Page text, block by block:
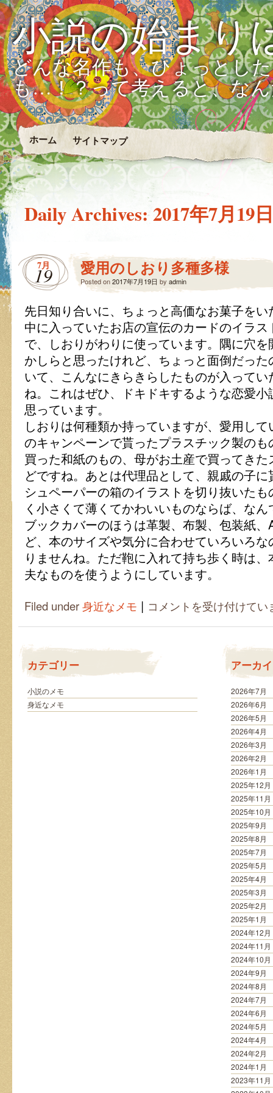
小説の始まり
どんな名作も、ひょっとし
も…！？って考えると、な
ホーム サイトマップ
Daily Archives:2017年7月19日
7月
19 愛用のしおり多種多様
Posted on2017年7月19日 by admin
先日知り合いに、ちょっと高価なお菓子を
中に入っていたお店の宣伝のカードのイラ
で、しおりがわりに使っています。隅に穴
かしらと思ったけれど、ちょっと面倒だっ
いて、こんなにきらきらしたものが入って
ね。これはぜひ、ドキドキするような恋愛
思っています。
しおりは何種類か持っていますが、愛用し
のキャンペーンで貰ったプラスチック製の
買った和紙のもの、母がお土産で買ってき
どですね。あとは代理品として、親戚の子
シュペーパーの箱のイラストを切り抜いた
く小さくて薄くてかわいいものならば、な
ブックカバーのほうは革製、布製、包装紙
ど、本のサイズや気分に合わせていろいろ
りませんね。ただ鞄に入れて持ち歩く時は
夫なものを使うようにしています。
Filed under身近なメモ |
愛
用
り
多
様
は
コメントを受け付けてい
カテゴリー
小説のメモ
身近なメモ
アーカ
2026年7月
2026年6月
2026年5月
2026年4月
2026年3月
2026年2月
2026年1月
2025年12月
2025年11月
2025年10月
2025年9月
2025年8月
2025年7月
2025年5月
2025年4月
2025年3月
2025年2月
2025年1月
2024年12月
2024年11月
2024年10月
2024年9月
2024年8月
2024年7月
2024年6月
2024年5月
2024年4月
2024年2月
2024年1月
2023年11月